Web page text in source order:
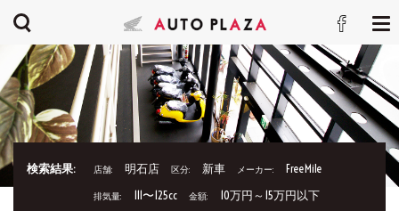
検索結果: 店舗: 明石店 区分: 新車 メーカー: FreeMile
排気量: 111〜125cc 金額: 10万円～15万円以下